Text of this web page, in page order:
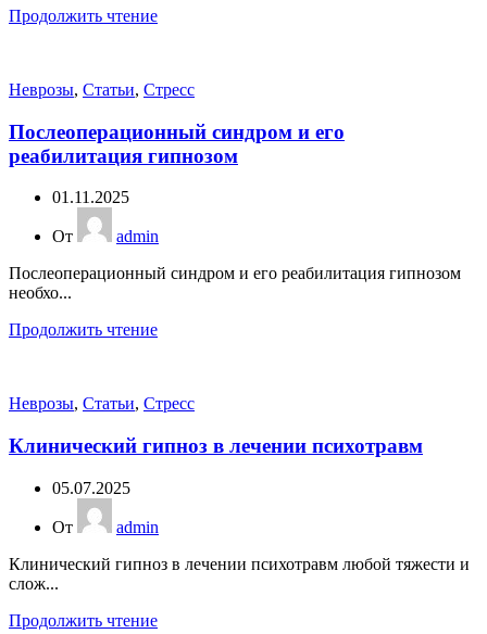
Продолжить чтение
Неврозы, Статьи, Стресс
Послеоперационный синдром и его
реабилитация гипнозом
01.11.2025
От
admin
Послеоперационный синдром и его реабилитация гипнозом
необхо...
Продолжить чтение
Неврозы, Статьи, Стресс
Клинический гипноз в лечении психотравм
05.07.2025
От
admin
Клинический гипноз в лечении психотравм любой тяжести и
слож...
Продолжить чтение